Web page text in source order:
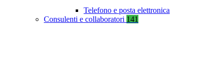
Telefono e posta elettronica
Consulenti e collaboratori 141